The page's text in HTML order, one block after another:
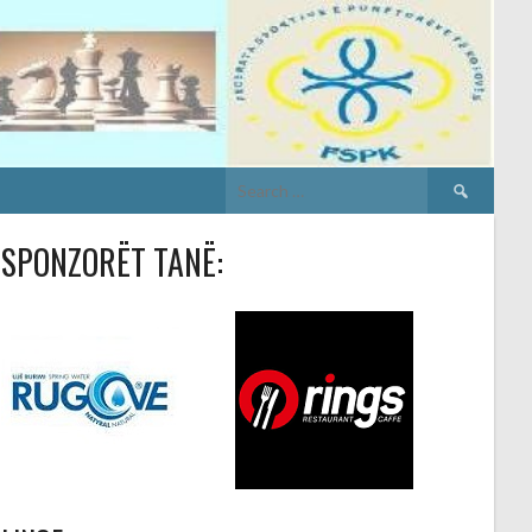
Search
for:
SPONZORËT TANË: